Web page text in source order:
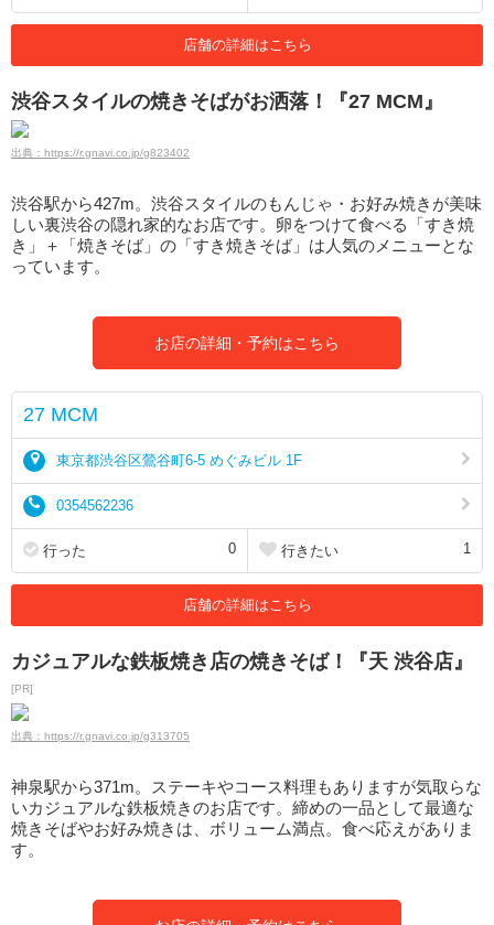
店舗の詳細はこちら
渋谷スタイルの焼きそばがお洒落！『27 MCM』
出典：https://r.gnavi.co.jp/g823402
渋谷駅から427m。渋谷スタイルのもんじゃ・お好み焼きが美味
しい裏渋谷の隠れ家的なお店です。卵をつけて食べる「すき焼
き」＋「焼きそば」の「すき焼きそば」は人気のメニューとな
っています。
お店の詳細・予約はこちら
27 MCM
東京都渋谷区鶯谷町6-5 めぐみビル 1F
0354562236
行った 0 行きたい 1
店舗の詳細はこちら
カジュアルな鉄板焼き店の焼きそば！『天 渋谷店』
[PR]
出典：https://r.gnavi.co.jp/g313705
神泉駅から371m。ステーキやコース料理もありますが気取らな
いカジュアルな鉄板焼きのお店です。締めの一品として最適な
焼きそばやお好み焼きは、ボリューム満点。食べ応えがありま
す。